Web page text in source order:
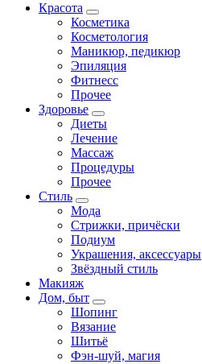
Красота
Косметика
Косметология
Маникюр, педикюр
Эпиляция
Фитнесс
Прочее
Здоровье
Диеты
Лечение
Массаж
Процедуры
Прочее
Стиль
Мода
Стрижки, причёски
Подиум
Украшения, аксессуары
Звёздный стиль
Макияж
Дом, быт
Шопинг
Вязание
Шитьё
Фэн-шуй, магия